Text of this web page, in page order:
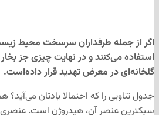
اگر از جمله طرفداران سرسخت محیط
استفاده می‌کنند و در نهایت چیزی جز
گلخانه‌ای در معرض تهدید قرار داده‌است.
جدول تناوبی را که احتمالا یادتان
سبکترین عنصر آن، هیدروژن است. عنصری